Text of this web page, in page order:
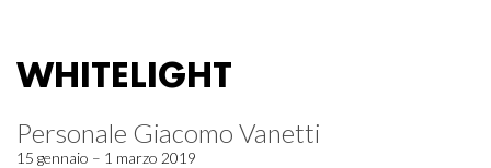
WHITELIGHT
Personale Giacomo Vanetti
15 gennaio – 1 marzo 2019